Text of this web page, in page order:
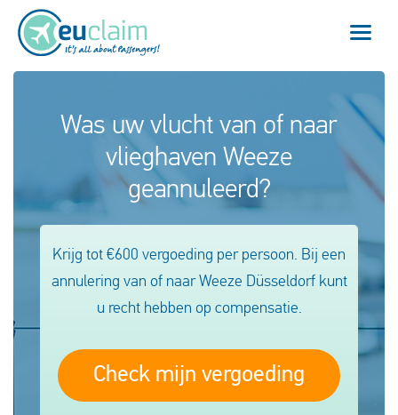
Nederlands
Vlucht vertraagd
Vlucht geannuleerd
Onze service
Veelgestelde vragen
Was uw vlucht van of naar
vlieghaven Weeze
geannuleerd?
Krijg tot €600 vergoeding per persoon. Bij een
annulering van of naar Weeze Düsseldorf kunt
u recht hebben op compensatie.
Check mijn vergoeding